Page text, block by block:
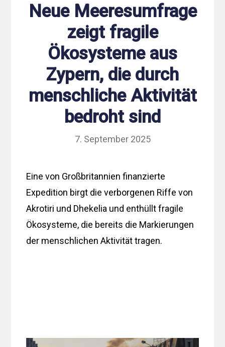
Neue Meeresumfrage
zeigt fragile
Ökosysteme aus
Zypern, die durch
menschliche Aktivität
bedroht sind
7. September 2025
Eine von Großbritannien finanzierte
Expedition birgt die verborgenen Riffe von
Akrotiri und Dhekelia und enthüllt fragile
Ökosysteme, die bereits die Markierungen
der menschlichen Aktivität tragen.